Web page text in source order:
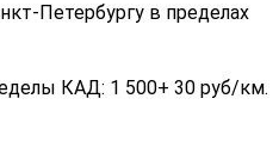
Петербургу в пределах
КАД: 1 500+ 30 руб/км.